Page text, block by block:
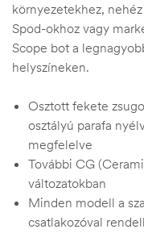
környezetekhez,
Spod-okhoz vagy
Scope bot a
helyszíneken.
Osztott fekete
osztályú parafa
megfelelve
További CG
változatokban
Minden modell a
csatlakozóval